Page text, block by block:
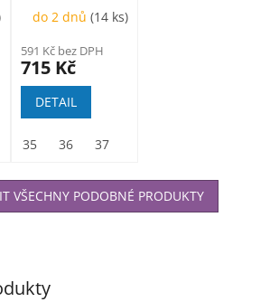
do 2 dnů(14 ks)
591 Kč bez DPH
715 Kč
DETAIL
35 36 37
VŠECHNY PODOBNÉ PRODUKTY